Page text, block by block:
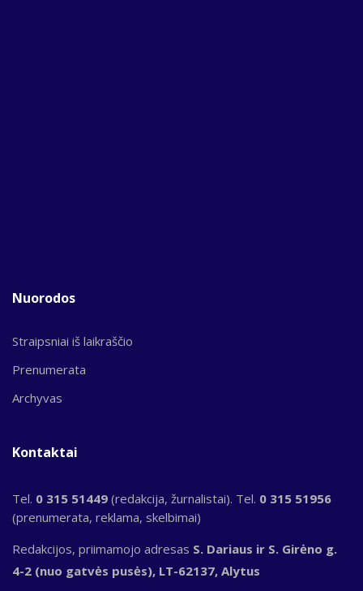
Nuorodos
Straipsniai iš laikraščio
Prenumerata
Archyvas
Kontaktai
Tel. 0 315 51449 (redakcija, žurnalistai). Tel. 0 315 51956
(prenumerata, reklama, skelbimai)
Redakcijos, priimamojo adresas S. Dariaus ir S. Girėno g.
4-2 (nuo gatvės pusės), LT-62137, Alytus